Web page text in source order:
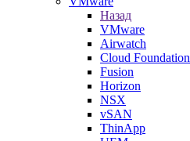
Назад
VMware
Airwatch
Cloud Foundation
Fusion
Horizon
NSX
vSAN
ThinApp